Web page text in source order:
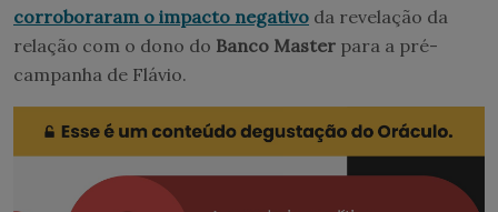
corroboraram o impacto negativo da revelação da
relação com o dono do Banco Master para a pré-
campanha de Flávio.